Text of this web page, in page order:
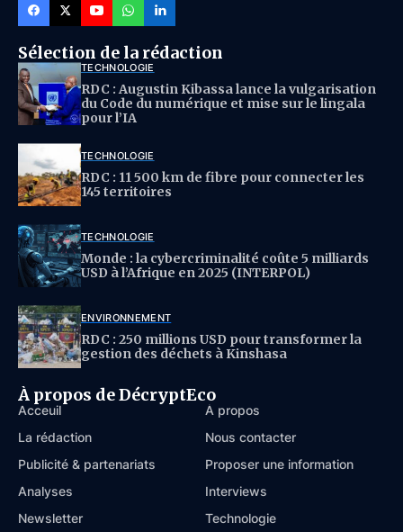
Sélection de la rédaction
TECHNOLOGIE
RDC : Augustin Kibassa lance la vulgarisation
du Code du numérique et mise sur le lingala
pour l’IA
TECHNOLOGIE
RDC : 11 500 km de fibre pour connecter les
145 territoires
TECHNOLOGIE
Monde : la cybercriminalité coûte 5 milliards
USD à l’Afrique en 2025 (INTERPOL)
ENVIRONNEMENT
RDC : 250 millions USD pour transformer la
gestion des déchets à Kinshasa
À propos de DécryptEco
Acceuil
À propos
La rédaction
Nous contacter
Publicité & partenariats
Proposer une information
Analyses
Interviews
Newsletter
Technologie